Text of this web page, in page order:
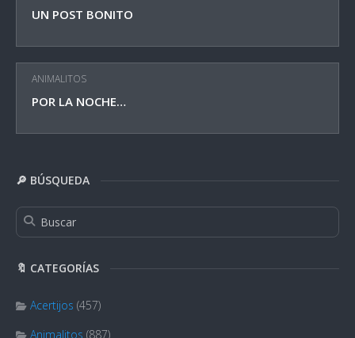
UN POST BONITO
ANIMALITOS
POR LA NOCHE…
🔎 BÚSQUEDA
🔖 CATEGORÍAS
Acertijos (457)
Animalitos (887)